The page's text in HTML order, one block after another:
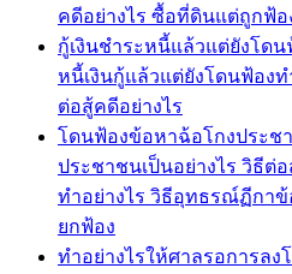
คดีอย่างไร ซื้อที่ดินแต่ถูกฟ้อ
กู้เงินชำระหนี้แล้วแต่ยังโดน
หนี้เงินกู้แล้วแต่ยังโดนฟ้องท
ต่อสู้คดีอย่างไร
โดนฟ้องข้อหาฉ้อโกงประช
ประชาชนเป็นอย่างไร วิธี
ทำอย่างไร วิธีอุทธรณ์ฏีกา
ยกฟ้อง
ทำอย่างไรให้ศาลรอการล